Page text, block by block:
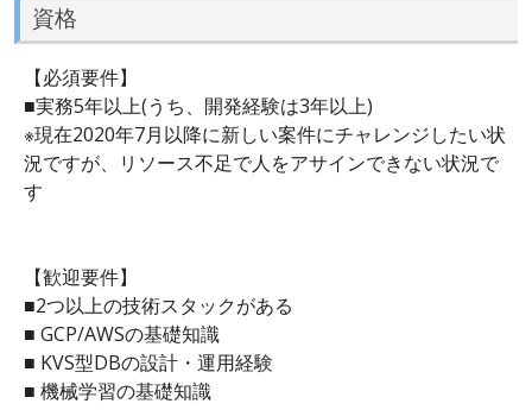
資格
【必須要件】
■実務5年以上(うち、開発経験は3年以上)
※現在2020年7月以降に新しい案件にチャレンジしたい状
況ですが、リソース不足で人をアサインできない状況で
す
【歓迎要件】
■2つ以上の技術スタックがある
■ GCP/AWSの基礎知識
■ KVS型DBの設計・運用経験
■ 機械学習の基礎知識